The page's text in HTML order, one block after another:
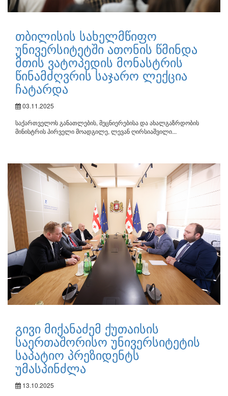
თბილისის სახელმწიფო
უნივერსიტეტში ათონის წმინდა
მთის ვატოპედის მონასტრის
წინამძღვრის საჯარო ლექცია
ჩატარდა
03.11.2025
საქართველოს განათლების, მეცნიერებისა და ახალგაზრდობის
მინისტრის პირველი მოადგილე, ლევან ღირსიაშვილი...
გივი მიქანაძემ ქუთაისის
საერთაშორისო უნივერსიტეტის
საპატიო პრეზიდენტს
უმასპინძლა
13.10.2025